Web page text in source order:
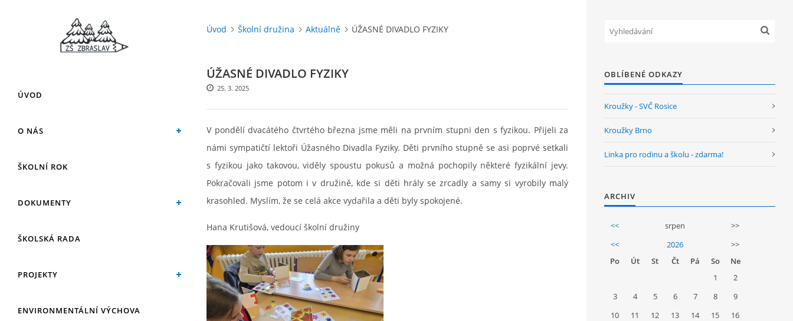
ÚVOD
O NÁS
ŠKOLNÍ ROK
DOKUMENTY
ŠKOLSKÁ RADA
PROJEKTY
ENVIRONMENTÁLNÍ VÝCHOVA
Úvod Školní družina Aktuálně ÚŽASNÉ DIVADLO FYZIKY
ÚŽASNÉ DIVADLO FYZIKY
25. 3. 2025
V pondělí dvacátého čtvrtého března jsme měli na prvním stupni den s fyzikou. Přijeli za
námi sympatičtí lektoři Úžasného Divadla Fyziky. Děti prvního stupně se asi poprvé setkali
s fyzikou jako takovou, viděly spoustu pokusů a možná pochopily některé fyzikální jevy.
Pokračovali jsme potom i v družině, kde si děti hrály se zrcadly a samy si vyrobily malý
krasohled. Myslím, že se celá akce vydařila a děti byly spokojené.
Hana Krutišová, vedoucí školní družiny
OBLÍBENÉ ODKAZY
Kroužky - SVČ Rosice
Kroužky Brno
Linka pro rodinu a školu - zdarma!
ARCHIV
<< srpen
>>
<<
2026
>>
Po
Út St Čt Pá So
Ne
1
2
3
4 5 6 7 8
9
10
11 12 13 14 15
16